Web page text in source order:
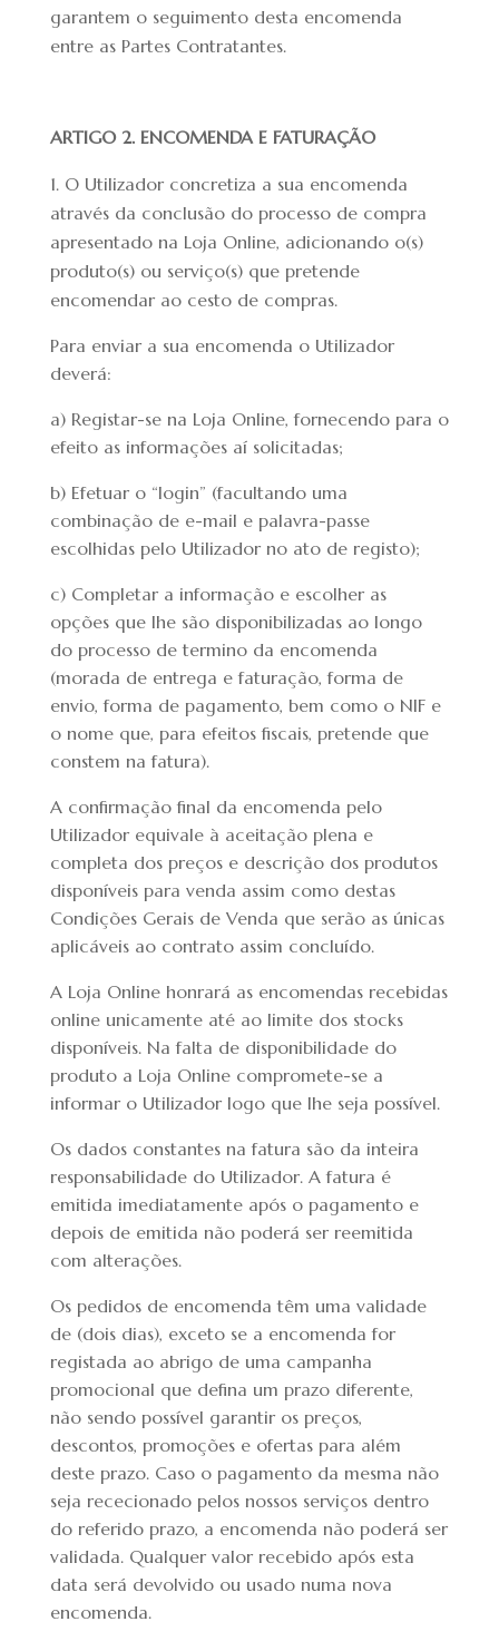
garantem o seguimento desta encomenda
entre as Partes Contratantes.
ARTIGO 2. ENCOMENDA E FATURAÇÃO
O Utilizador concretiza a sua encomenda
através da conclusão do processo de compra
apresentado na Loja Online, adicionando o(s)
produto(s) ou serviço(s) que pretende
encomendar ao cesto de compras.
Para enviar a sua encomenda o Utilizador
deverá:
a) Registar-se na Loja Online, fornecendo para o
efeito as informações aí solicitadas;
b) Efetuar o “login” (facultando uma
combinação de e-mail e palavra-passe
escolhidas pelo Utilizador no ato de registo);
c) Completar a informação e escolher as
opções que lhe são disponibilizadas ao longo
do processo de termino da encomenda
(morada de entrega e faturação, forma de
envio, forma de pagamento, bem como o NIF e
o nome que, para efeitos fiscais, pretende que
constem na fatura).
A confirmação final da encomenda pelo
Utilizador equivale à aceitação plena e
completa dos preços e descrição dos produtos
disponíveis para venda assim como destas
Condições Gerais de Venda que serão as únicas
aplicáveis ao contrato assim concluído.
A Loja Online honrará as encomendas recebidas
online unicamente até ao limite dos stocks
disponíveis. Na falta de disponibilidade do
produto a Loja Online compromete-se a
informar o Utilizador logo que lhe seja possível.
Os dados constantes na fatura são da inteira
responsabilidade do Utilizador. A fatura é
emitida imediatamente após o pagamento e
depois de emitida não poderá ser reemitida
com alterações.
Os pedidos de encomenda têm uma validade
de (dois dias), exceto se a encomenda for
registada ao abrigo de uma campanha
promocional que defina um prazo diferente,
não sendo possível garantir os preços,
descontos, promoções e ofertas para além
deste prazo. Caso o pagamento da mesma não
seja rececionado pelos nossos serviços dentro
do referido prazo, a encomenda não poderá ser
validada. Qualquer valor recebido após esta
data será devolvido ou usado numa nova
encomenda.